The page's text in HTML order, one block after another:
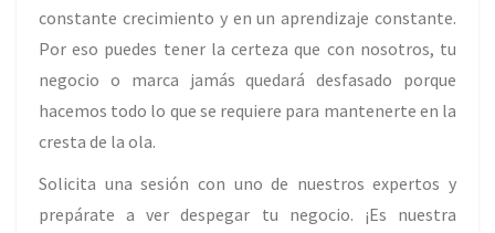
constante crecimiento y en un aprendizaje constante.
Por eso puedes tener la certeza que con nosotros, tu
negocio o marca jamás quedará desfasado porque
hacemos todo lo que se requiere para mantenerte en la
cresta de la ola.
Solicita una sesión con uno de nuestros expertos y
prepárate a ver despegar tu negocio. ¡Es nuestra